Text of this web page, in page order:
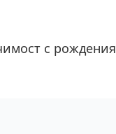
с рождения